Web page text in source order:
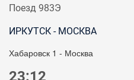
Поезд 983Э
ИРКУТСК - МОСКВА
Хабаровск 1 - Москва
23:12